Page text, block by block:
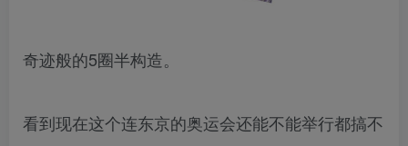
奇迹般的5圈半构造。
看到现在这个连东京的奥运会还能不能举行都搞不